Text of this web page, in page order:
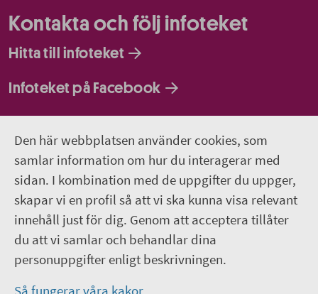
Den här webbplatsen använder cookies, som
samlar information om hur du interagerar med
sidan. I kombination med de uppgifter du uppger,
skapar vi en profil så att vi ska kunna visa relevant
innehåll just för dig. Genom att acceptera tillåter
du att vi samlar och behandlar dina
personuppgifter enligt beskrivningen.
Så fungerar våra kakor
Kontakta och följ infoteket
Hitta till infoteket
Infoteket på Facebook
Infoteket Play - vår egen filmkanal
018-611 66 77
infoteket@regionuppsala.se
Genvägar